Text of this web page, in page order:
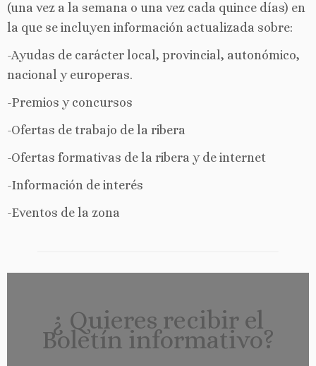
(una vez a la semana o una vez cada quince días) en
la que se incluyen información actualizada sobre:
-Ayudas de carácter local, provincial, autonómico,
nacional y europeras.
-Premios y concursos
-Ofertas de trabajo de la ribera
-Ofertas formativas de la ribera y de internet
-Información de interés
-Eventos de la zona
¿ Quieres recibir el
Boletín informativo?